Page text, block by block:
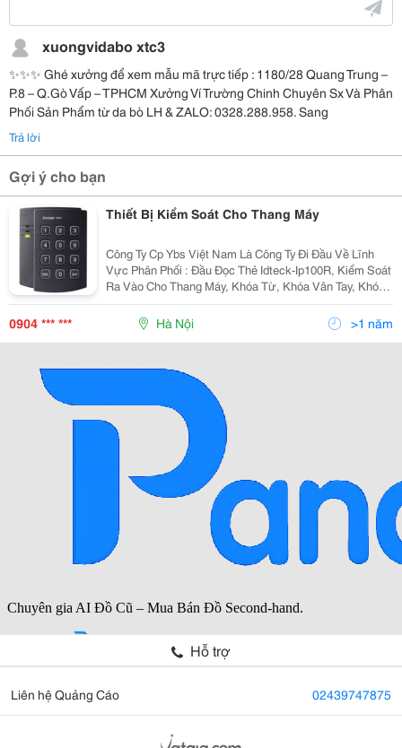
xuongvidabo xtc3
✨✨✨ Ghé xưởng để xem mẫu mã trực tiếp : 1180/28 Quang Trung –
P.8 – Q.Gò Vấp – TPHCM Xưởng Ví Trường Chinh Chuyên Sx Và Phân
Phối Sản Phẩm từ da bò LH & ZALO: 0328.288.958. Sang
Trả lời
Gợi ý cho bạn
Thiết Bị Kiểm Soát Cho Thang Máy
Công Ty Cp Ybs Việt Nam Là Công Ty Đi Đầu Về Lĩnh
Vực Phân Phối : Đầu Đọc Thẻ Idteck-Ip100R, Kiểm Soát
Ra Vào Cho Thang Máy, Khóa Từ, Khóa Vân Tay, Khóa
Mã Số ,Két Sắt &Hellip; Với Những Loại Khóa Đảm Bảo
Chất Lượng, Giá Cả Hợp Lý, Đội Ngũ Kỹ Thuật N
0904 *** *** Hà Nội >1 năm
Hỗ trợ
Liên hệ Quảng Cáo 02439747875